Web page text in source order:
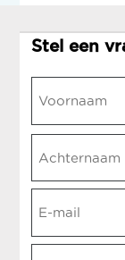
Stel een
Voornaam
Achternaam
mail *